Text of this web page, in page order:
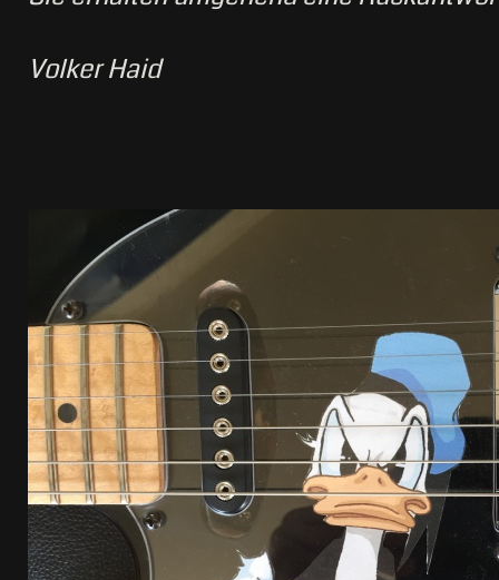
Volker Haid